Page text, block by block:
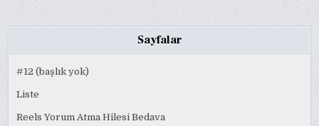
Sayfalar
#12 (başlık yok)
Liste
Reels Yorum Atma Hilesi Bedava